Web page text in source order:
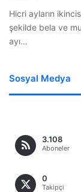
Hicri ayların
şekilde bela ve
ayı…
Sosyal Medya
3.108
Aboneler
0
Takipçi